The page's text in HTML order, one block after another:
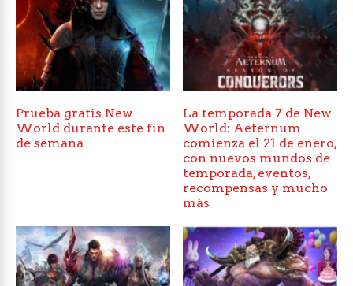
Prueba gratis New
World durante este fin
de semana
La temporada 7 de New
World: Aeternum
comienza el 21 de enero,
con nuevos mundos de
temporada, eventos,
recompensas y mucho
más